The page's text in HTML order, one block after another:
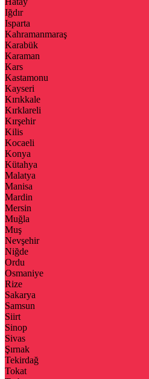
Iğdır
Isparta
Kahramanmaraş
Karabük
Karaman
Kars
Kastamonu
Kayseri
Kırıkkale
Kırklareli
Kırşehir
Kilis
Kocaeli
Konya
Kütahya
Malatya
Manisa
Mardin
Mersin
Muğla
Muş
Nevşehir
Niğde
Ordu
Osmaniye
Rize
Sakarya
Samsun
Siirt
Sinop
Sivas
Şırnak
Tekirdağ
Tokat